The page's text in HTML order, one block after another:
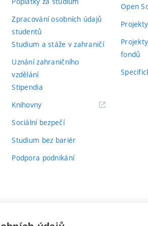
Zpracování osobních údajů
studentů
Studium a stáže v zahraničí
Uznání zahraničního
vzdělání
Stipendia
Knihovny(externí
Sociální bezpečí
Studium bez bariér
Podpora podnikání
Open
Projekty
fondů